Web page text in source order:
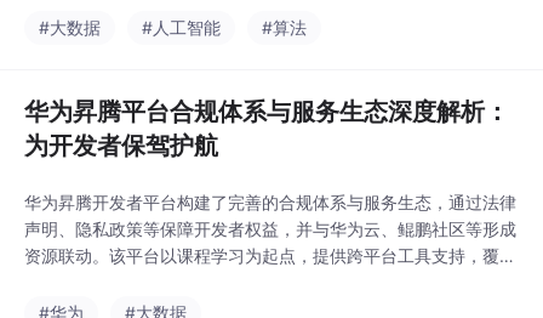
（如1024x1024矩阵乘
其设
抽象为三层模板架构：
（矩阵乘/卷积等）和实
例化接口。开发者只需
关注算子核心逻辑，模
代码，显著提升开发效
率。相比传统Ascend C
开发，catlass生成的算
#大数据 #人工智能 #算法
华为昇腾平台合规体系与服务生态深度解析：
为开发者保驾护航
华为昇腾开发者平台构建了完善的合规体系与服务生态，通过法律
声明、隐私政策等保障开发者权益，并与华为云、鲲鹏社区等形成
资源联动。该平台以课程学习为起点，提供跨平台工具支持，覆盖
项目落地，同时需注意各平台合规要求。这种生态整合模式显著提
#华为 #大数据